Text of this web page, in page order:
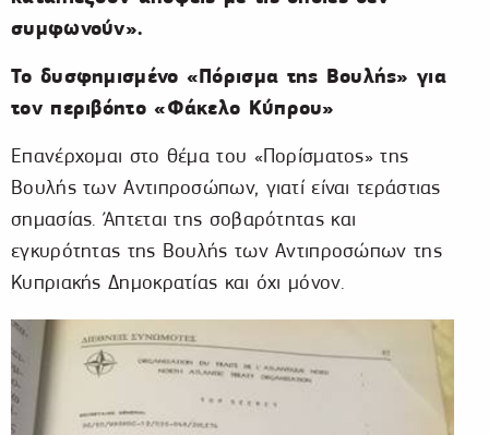
συμφωνούν».
To δυσφημισμένο «Πόρισμα της Βουλής» για
τον περιβόητο «Φάκελο Κύπρου»
Επανέρχομαι στο θέμα του «Πορίσματος» της
Βουλής των Αντιπροσώπων, γιατί είναι τεράστιας
σημασίας. Άπτεται της σοβαρότητας και
εγκυρότητας της Βουλής των Αντιπροσώπων της
Κυπριακής Δημοκρατίας και όχι μόνον.